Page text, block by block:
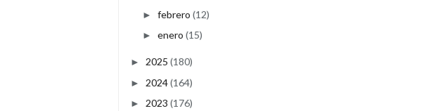
► febrero (12)
► enero (15)
► 2025 (180)
► 2024(164)
► 2023 (176)